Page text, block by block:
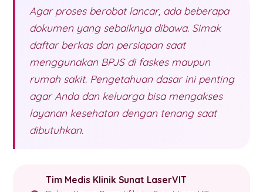
Agar proses berobat lancar, ada beberapa
dokumen yang sebaiknya dibawa. Simak
daftar berkas dan persiapan saat
menggunakan BPJS di faskes maupun
rumah sakit. Pengetahuan dasar ini penting
agar Anda dan keluarga bisa mengakses
layanan kesehatan dengan tenang saat
dibutuhkan.
Tim Medis Klinik Sunat LaserVIT